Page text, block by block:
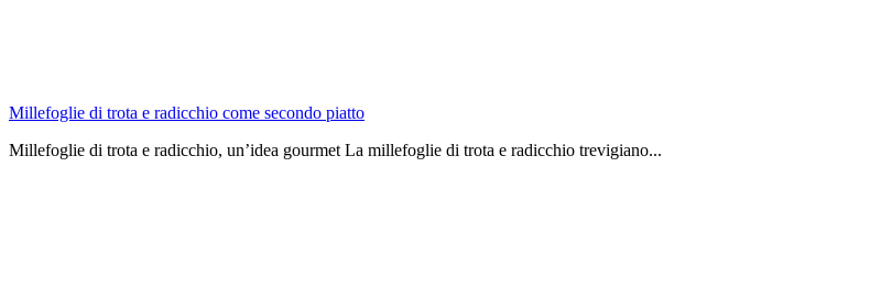
Millefoglie di trota e radicchio come secondo piatto
Millefoglie di trota e radicchio, un’idea gourmet La millefoglie di trota e radicchio trevigiano...